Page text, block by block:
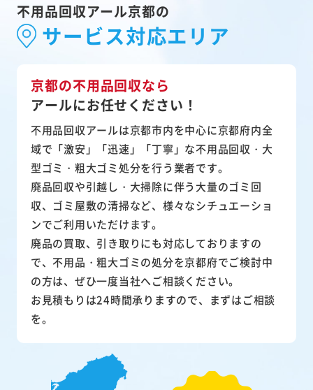
不用品回収アール京都の
サービス対応エリア
京都の不用品回収なら
アールにお任せください！
不用品回収アールは京都市内を中心に京都府内全
域で「激安」「迅速」「丁寧」な不用品回収・大
型ゴミ・粗大ゴミ処分を行う業者です。
廃品回収や引越し・大掃除に伴う大量のゴミ回
収、ゴミ屋敷の清掃など、様々なシチュエーショ
ンでご利用いただけます。
廃品の買取、引き取りにも対応しておりますの
で、不用品・粗大ゴミの処分を京都府でご検討中
の方は、ぜひ一度当社へご相談ください。
お見積もりは24時間承りますので、まずはご相談
を。